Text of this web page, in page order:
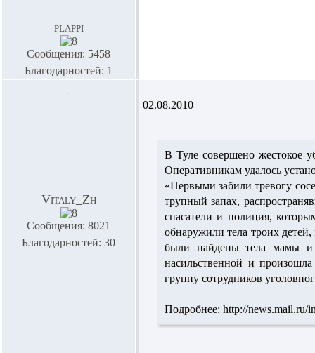
plappi
Сообщения: 5458
Благодарностей: 1
Vitaly_Zh
Сообщения: 8021
Благодарностей: 30
02.08.2010
В Туле совершено жестокое
Оперативникам удалось
«Первыми забили тревогу
трупный запах,
спасатели и полиция,
обнаружили тела троих
были найдены тела мамы и
насильственной и
группу сотрудников
Подробнее: http://news.mail.ru/